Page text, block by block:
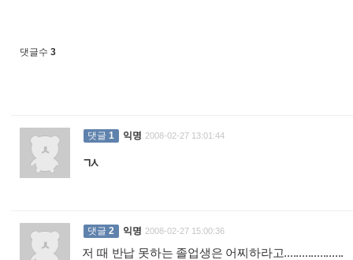
댓글수 3
댓글 1 익명 2008-02-27 13:01:44
ㄳ
댓글 2 익명 2008-02-27 15:00:36
저 때 반납 못하는 졸업생은 어찌하라고....................